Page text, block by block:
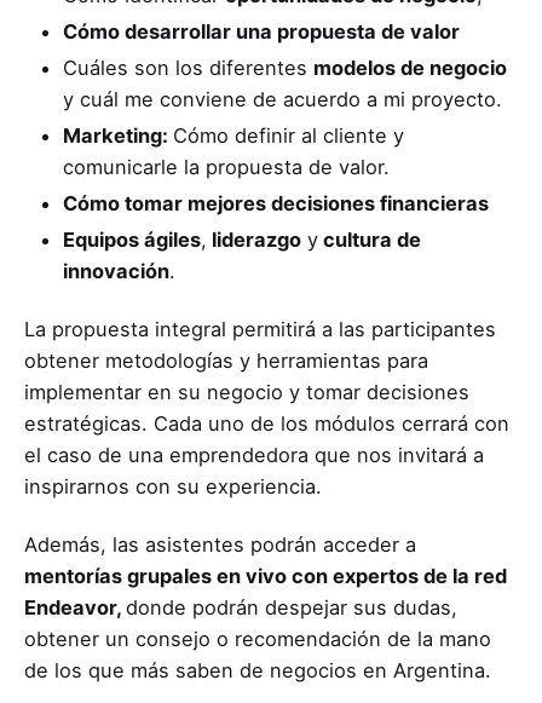
Cómo desarrollar una propuesta de valor
Cuáles son los diferentes modelos de negocio
y cuál me conviene de acuerdo a mi proyecto.
Marketing: Cómo definir al cliente y
comunicarle la propuesta de valor.
Cómo tomar mejores decisiones financieras
Equipos ágiles, liderazgo y cultura de
innovación.
La propuesta integral permitirá a las participantes
obtener metodologías y herramientas para
implementar en su negocio y tomar decisiones
estratégicas. Cada uno de los módulos cerrará con
el caso de una emprendedora que nos invitará a
inspirarnos con su experiencia.
Además, las asistentes podrán acceder a
mentorías grupales en vivo con expertos de la red
Endeavor, donde podrán despejar sus dudas,
obtener un consejo o recomendación de la mano
de los que más saben de negocios en Argentina.